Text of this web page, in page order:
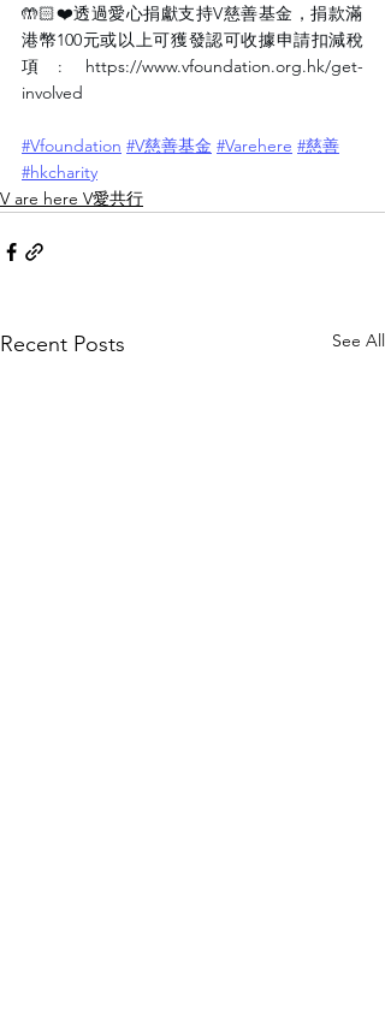
🤲🏻❤️透過愛心捐獻支持V慈善基金，捐款滿
港幣100元或以上可獲發認可收據申請扣減稅
項: https://www.vfoundation.org.hk/get-
involved
#Vfoundation #V慈善基金 #Varehere #慈善
#hkcharity
V are here V愛共行
Recent Posts See All